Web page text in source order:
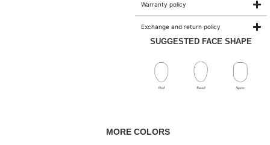
Warranty policy
Exchange and return policy
SUGGESTED FACE SHAPE
MORE COLORS